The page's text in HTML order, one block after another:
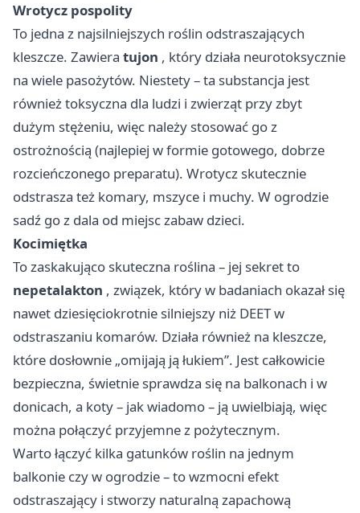
Wrotycz pospolity
To jedna z najsilniejszych roślin odstraszających
kleszcze. Zawiera tujon , który działa neurotoksycznie
na wiele pasożytów. Niestety – ta substancja jest
również toksyczna dla ludzi i zwierząt przy zbyt
dużym stężeniu, więc należy stosować go z
ostrożnością (najlepiej w formie gotowego, dobrze
rozcieńczonego preparatu). Wrotycz skutecznie
odstrasza też komary, mszyce i muchy. W ogrodzie
sadź go z dala od miejsc zabaw dzieci.
Kocimiętka
To zaskakująco skuteczna roślina – jej sekret to
nepetalakton , związek, który w badaniach okazał się
nawet dziesięciokrotnie silniejszy niż DEET w
odstraszaniu komarów. Działa również na kleszcze,
które dosłownie „omijają ją łukiem”. Jest całkowicie
bezpieczna, świetnie sprawdza się na balkonach i w
donicach, a koty – jak wiadomo – ją uwielbiają, więc
można połączyć przyjemne z pożytecznym.
Warto łączyć kilka gatunków roślin na jednym
balkonie czy w ogrodzie – to wzmocni efekt
odstraszający i stworzy naturalną zapachową